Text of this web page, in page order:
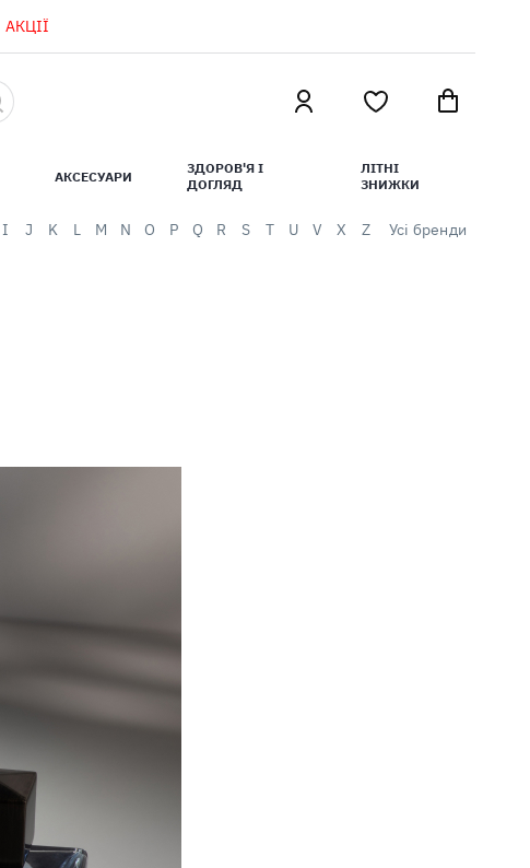
АКЦІЇ
АКСЕСУАРИ
ЗДОРОВ'Я І
ДОГЛЯД
ЛІТНІ
ЗНИЖКИ
I J K L M N O P Q R S T U V X Z Усі бренди